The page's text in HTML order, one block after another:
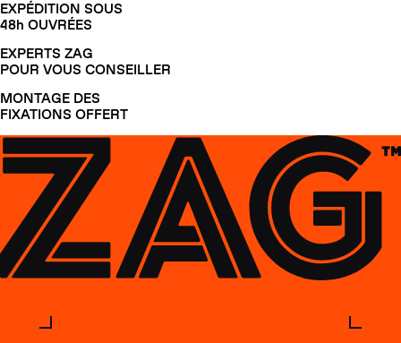
EXPÉDITION SOUS
48h OUVRÉES
EXPERTS ZAG
POUR VOUS CONSEILLER
MONTAGE DES
FIXATIONS OFFERT